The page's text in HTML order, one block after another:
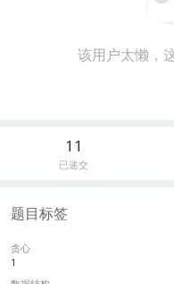
该用户太懒，
11
已递交
题目标签
贪心
1